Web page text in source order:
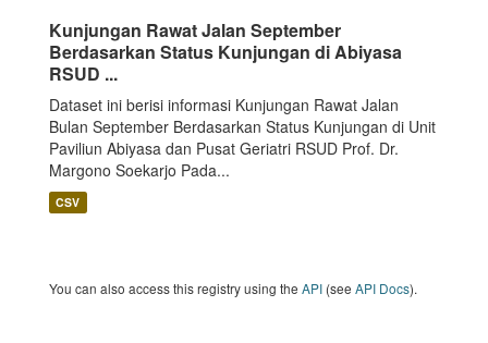
Kunjungan Rawat Jalan September
Berdasarkan Status Kunjungan di Abiyasa
RSUD ...
Dataset ini berisi informasi Kunjungan Rawat Jalan
Bulan September Berdasarkan Status Kunjungan di Unit
Paviliun Abiyasa dan Pusat Geriatri RSUD Prof. Dr.
Margono Soekarjo Pada...
CSV
You can also access this registry using the API (see API Docs).